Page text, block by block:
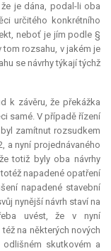
je dána, podal-li oba
určitého konkrétního
neboť je jím podle §
tom rozsahu, v jakém je
se návrhy týkají týchž
k závěru, že překážka
samé. V případě řízení
zamítnut rozsudkem
a nyní projednávaného
totiž byly oba návrhy
napadené opatření
napadené stavební
nynější návrh staví na
uvést, že v nyní
na některých nových
skutkovém a